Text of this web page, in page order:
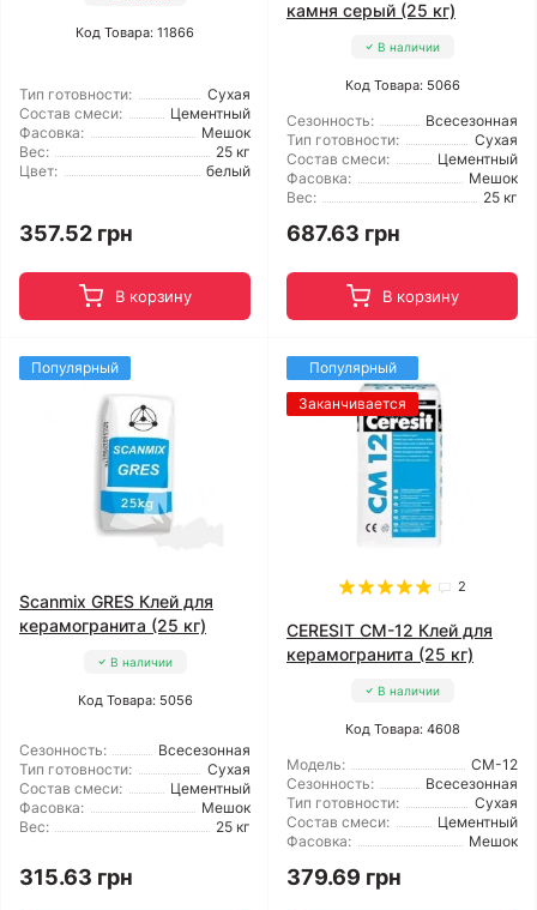
Код Товара: 11866
Тип готовности:
Сухая
Состав смеси:
Цементный
Фасовка:
Мешок
Вес:
25 кг
Цвет:
белый
357.52 грн
В корзину
камня серый (25 кг)
В наличии
Код Товара: 5066
Сезонность:
Всесезонная
Тип готовности:
Сухая
Состав смеси:
Цементный
Фасовка:
Мешок
Вес:
25 кг
687.63 грн
В корзину
Популярный
Scanmix GRES Клей для
керамогранита (25 кг)
В наличии
Код Товара: 5056
Сезонность:
Всесезонная
Тип готовности:
Сухая
Состав смеси:
Цементный
Фасовка:
Мешок
Вес:
25 кг
315.63 грн
Популярный
Заканчивается
2
CERESIT CM-12 Клей для
керамогранита (25 кг)
В наличии
Код Товара: 4608
Модель:
CM-12
Сезонность:
Всесезонная
Тип готовности:
Сухая
Состав смеси:
Цементный
Фасовка:
Мешок
379.69 грн